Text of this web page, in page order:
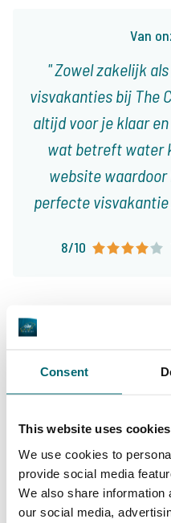
Consent
This website uses cookies
We use cookies to
provide social media
We also share information
our social media,
Van
Zowel zakelijk
visvakanties bij The
altijd voor je klaar
wat betreft water
website
perfecte visvakantie
The Carp
8/10
karperreisbureau